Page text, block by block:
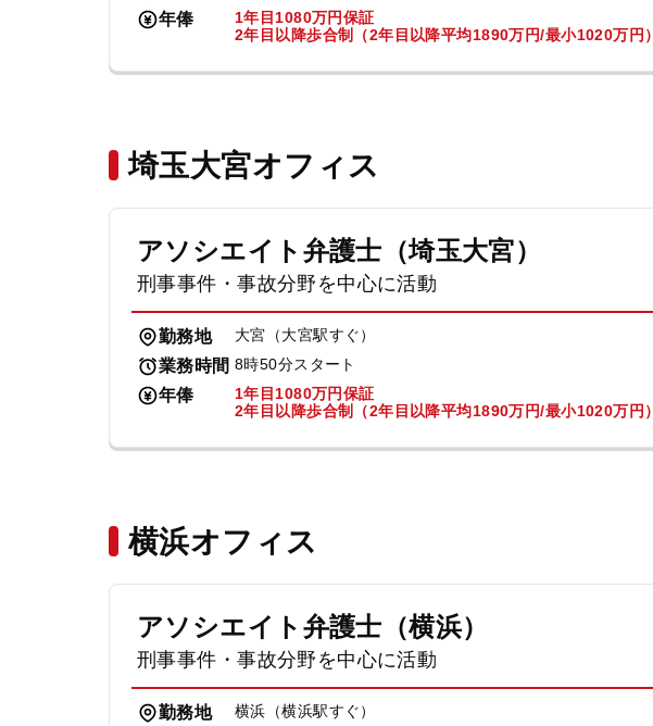
年俸
1年目1080万円保証
2年目以降歩合制（2年目以降平均1890万円/最小1020万円）
埼玉大宮オフィス
アソシエイト弁護士（埼玉大宮）
刑事事件・事故分野を中心に活動
勤務地 大宮（大宮駅すぐ）
業務時間 8時50分スタート
年俸
1年目1080万円保証
2年目以降歩合制（2年目以降平均1890万円/最小1020万円）
横浜オフィス
アソシエイト弁護士（横浜）
刑事事件・事故分野を中心に活動
勤務地 横浜（横浜駅すぐ）